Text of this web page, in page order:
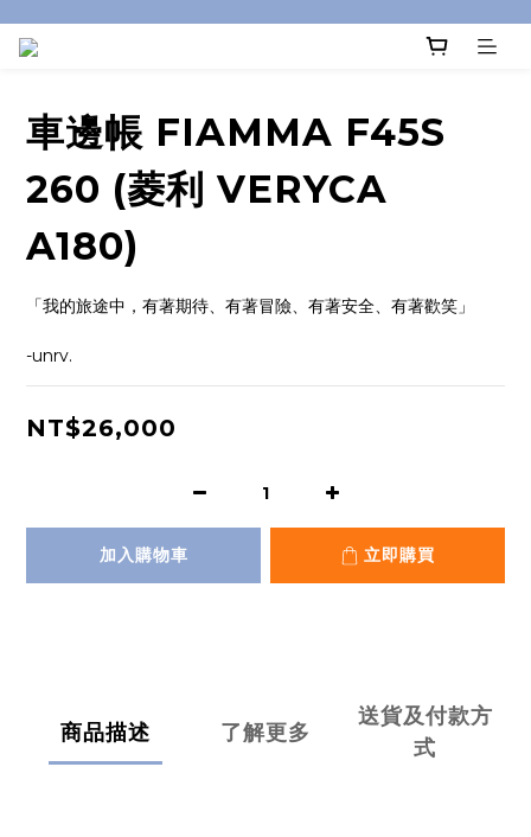
車邊帳 FIAMMA F45S
260 (菱利 VERYCA
A180)
「我的旅途中，有著期待、有著冒險、有著安全、有著歡笑」
-unrv.
NT$26,000
加入購物車 立即購買
商品描述 了解更多
送貨及付款方
式